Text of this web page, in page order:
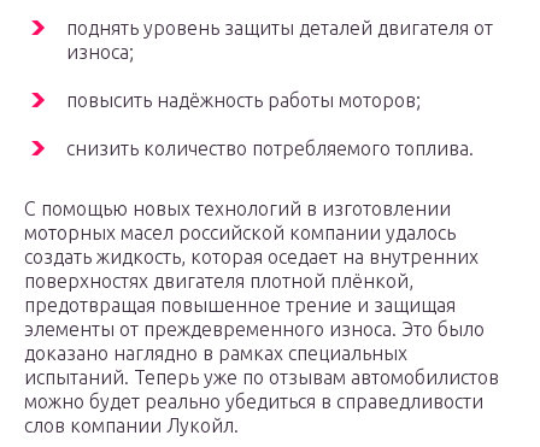
поднять уровень защиты деталей двигателя от
износа;
повысить надёжность работы моторов;
снизить количество потребляемого топлива.
С помощью новых технологий в изготовлении
моторных масел российской компании удалось
создать жидкость, которая оседает на внутренних
поверхностях двигателя плотной плёнкой,
предотвращая повышенное трение и защищая
элементы от преждевременного износа. Это было
доказано наглядно в рамках специальных
испытаний. Теперь уже по отзывам автомобилистов
можно будет реально убедиться в справедливости
слов компании Лукойл.